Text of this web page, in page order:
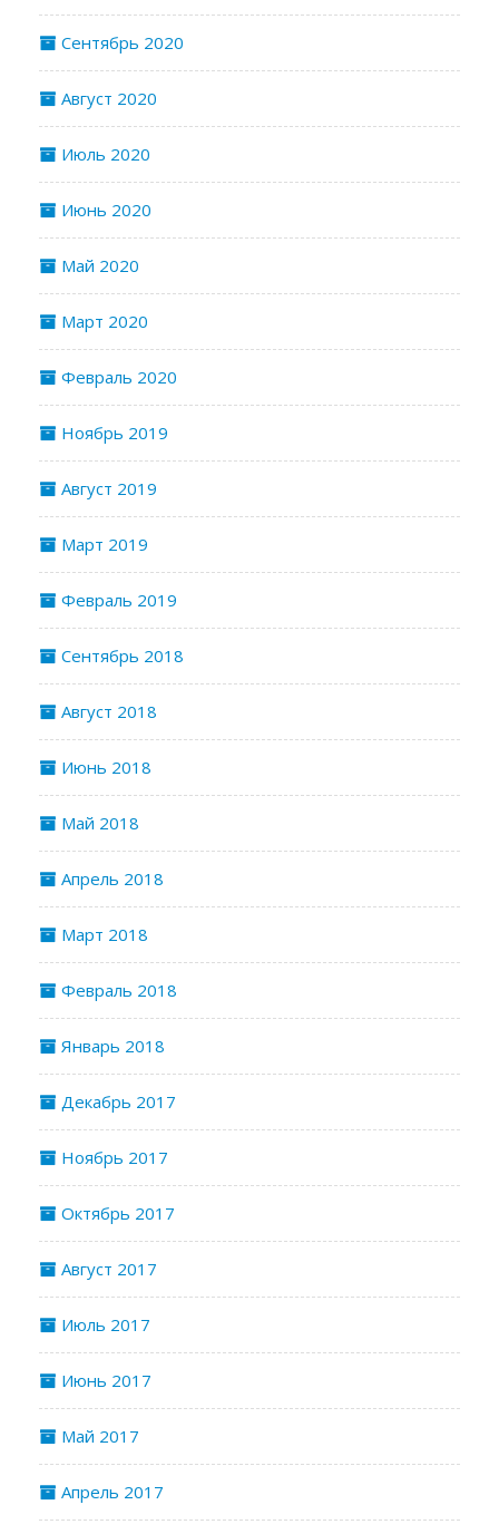
Сентябрь 2020
Август 2020
Июль 2020
Июнь 2020
Май 2020
Март 2020
Февраль 2020
Ноябрь 2019
Август 2019
Март 2019
Февраль 2019
Сентябрь 2018
Август 2018
Июнь 2018
Май 2018
Апрель 2018
Март 2018
Февраль 2018
Январь 2018
Декабрь 2017
Ноябрь 2017
Октябрь 2017
Август 2017
Июль 2017
Июнь 2017
Май 2017
Апрель 2017